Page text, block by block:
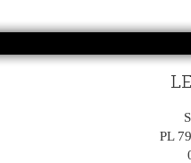
PL